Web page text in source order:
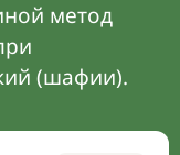
метод
(шафии).